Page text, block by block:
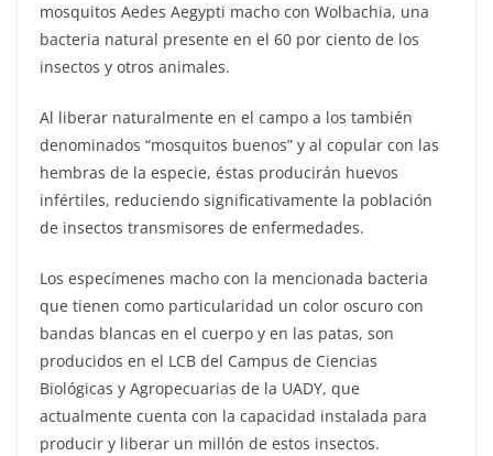
mosquitos Aedes Aegypti macho con Wolbachia, una
bacteria natural presente en el 60 por ciento de los
insectos y otros animales.
Al liberar naturalmente en el campo a los también
denominados “mosquitos buenos” y al copular con las
hembras de la especie, éstas producirán huevos
infértiles, reduciendo significativamente la población
de insectos transmisores de enfermedades.
Los especímenes macho con la mencionada bacteria
que tienen como particularidad un color oscuro con
bandas blancas en el cuerpo y en las patas, son
producidos en el LCB del Campus de Ciencias
Biológicas y Agropecuarias de la UADY, que
actualmente cuenta con la capacidad instalada para
producir y liberar un millón de estos insectos.